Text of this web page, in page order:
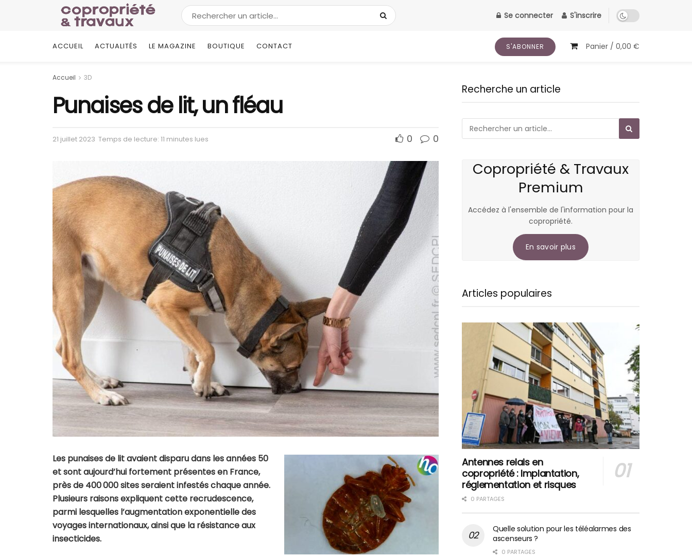
Se connecter S'inscrire
ACCUEIL ACTUALITÉS LE MAGAZINE BOUTIQUE CONTACT S'ABONNER Panier / 0,00 €
Accueil 3D
Punaises de lit, un fléau
21 juillet 2023 Temps de lecture: 11 minutes lues 0 0
Les punaises de lit avaient disparu dans les années 50
et sont aujourd’hui fortement présentes en France,
près de 400 000 sites seraient infestés chaque année.
Plusieurs raisons expliquent cette recrudescence,
parmi lesquelles l’augmentation exponentielle des
voyages internationaux, ainsi que la résistance aux
insecticides.
Recherche un article
Copropriété & Travaux
Premium
Accédez à l'ensemble de l'information pour la
copropriété.
En savoir plus
Articles populaires
Antennes relais en
copropriété : Implantation,
réglementation et risques
0 PARTAGES
Quelle solution pour les téléalarmes des
ascenseurs ?
0 PARTAGES